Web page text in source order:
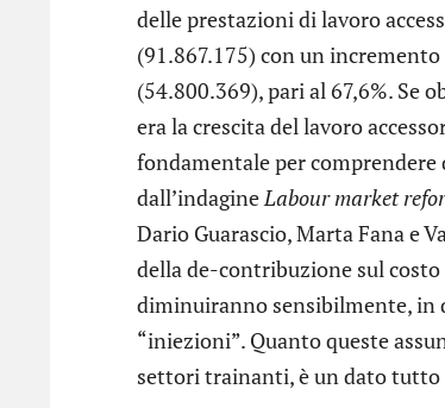
delle prestazioni di lavoro
(91.867.175) con un
(54.800.369), pari al 67,6%. Se
era la crescita del lavoro
fondamentale per
dall’indagineLabour market
Dario Guarascio, Marta Fana e
della de-contribuzione sul
diminuiranno sensibilmente, in
“iniezioni”. Quanto queste
settori trainanti, è un dato tutto